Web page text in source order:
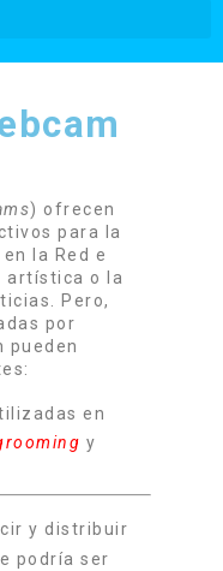
) ofrecen
para la
la Red e
artística o la
Pero,
por
pueden
en
y
y distribuir
podría ser